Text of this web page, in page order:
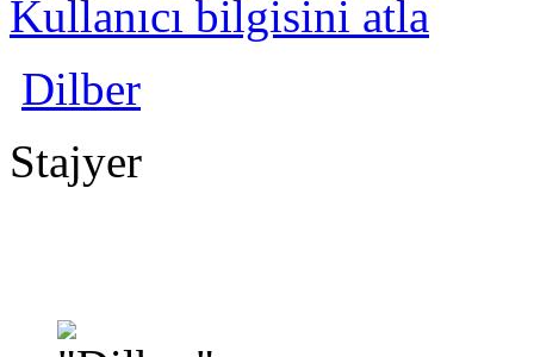
Kullanıcı bilgisini atla
Dilber
Stajyer